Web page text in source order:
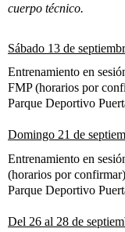
cuerpo técnico.
Sábado 13 de
Entrenamiento en
FMP (horarios por
Parque Deportivo
Domingo 21 de
Entrenamiento en
(horarios por
Parque Deportivo
Del 26 al 28 de